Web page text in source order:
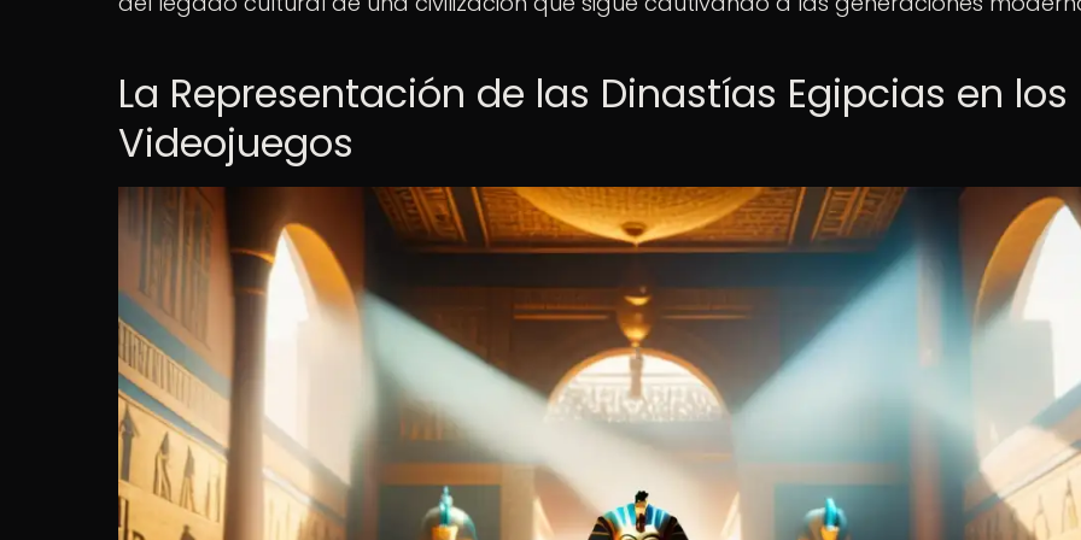
La Representación de las Dinastías Egipcias en los
Videojuegos